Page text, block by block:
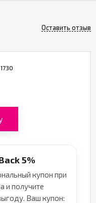
Оставить отзыв
5%
купон при
и получите
Ваш купон: